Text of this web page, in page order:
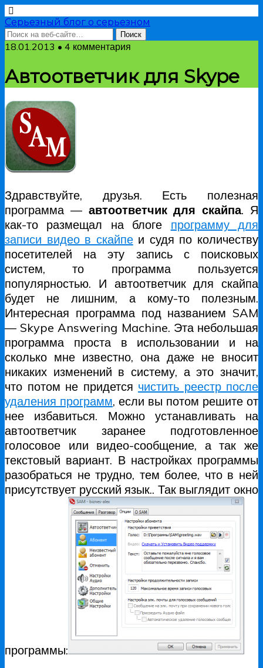
Серьезный блог о серьезном
18.01.2013 • 4 комментария
Автоответчик для Skype
Здравствуйте, друзья. Есть полезная
программа — автоответчик для скайпа. Я
как-то размещал на блоге программу для
записи видео в скайпеи судя по количеству
посетителей на эту запись с поисковых
систем, то программа пользуется
популярностью. И автоответчик для скайпа
будет не лишним, а кому-то полезным.
Интересная программа под названием SAM
— Skype Answering Machine. Эта небольшая
программа проста в использовании и на
сколько мне известно, она даже не вносит
никаких изменений в систему, а это значит,
что потом не придется чистить реестр после
удаления программ, если вы потом решите от
нее избавиться. Можно устанавливать на
автоответчик заранее подготовленное
голосовое или видео-сообщение, а так же
текстовый вариант. В настройках программы
разобраться не трудно, тем более, что в ней
присутствует русский язык.. Так выглядит окно
программы: